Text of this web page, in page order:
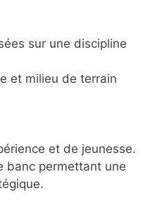
sur une discipline
et milieu de terrain
et de jeunesse.
banc permettant une